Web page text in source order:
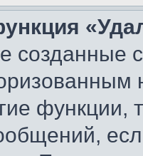
созданные
функции,